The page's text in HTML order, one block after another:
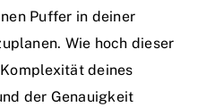
Puffer in deiner
Wie hoch dieser
deines
der Genauigkeit